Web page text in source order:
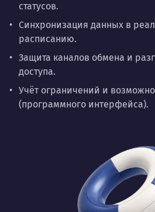
статусов.
Синхронизация данных в
расписанию.
Защита каналов обмена и
доступа.
Учёт ограничений и
(программного интерфейса).